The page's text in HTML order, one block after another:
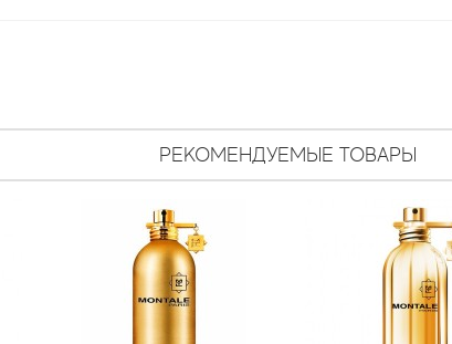
РЕКОМЕНДУЕМЫЕ ТОВАРЫ